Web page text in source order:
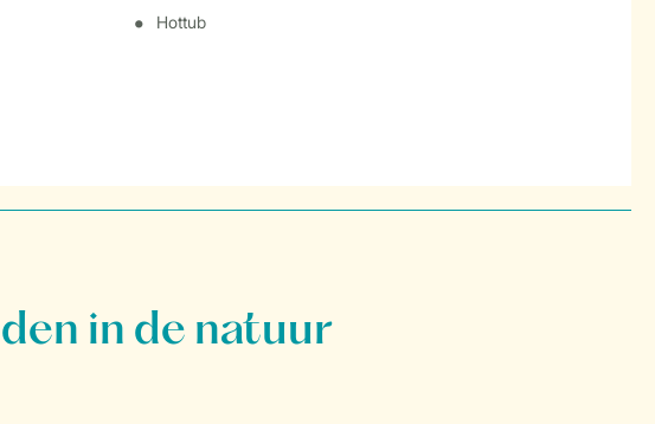
Hottub
in de natuur